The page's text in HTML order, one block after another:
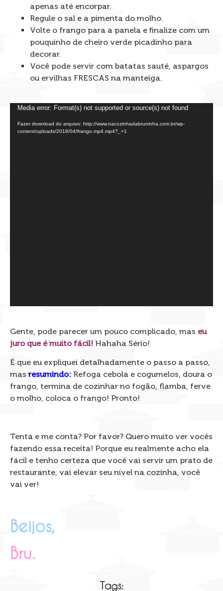
apenas até encorpar.
Regule o sal e a pimenta do molho.
Volte o frango para a panela e finalize com um
pouquinho de cheiro verde picadinho para
decorar.
Você pode servir com batatas sauté, aspargos
ou ervilhas FRESCAS na manteiga.
Tocador
de
vídeo
Media error: Format(s) not supported or source(s) not found
Fazer download do arquivo: http://www.nacozinhadabruninha.com.br/wp-
content/uploads/2018/04/frango.mp4.mp4?_=1
Gente, pode parecer um pouco complicado, mas eu
juro que é muito fácil! Hahaha Sério!
É que eu expliquei detalhadamente o passo a passo,
mas resumindo: Refoga cebola e cogumelos, doura o
frango, termina de cozinhar no fogão, flamba, ferve
o molho, coloca o frango! Pronto!
Tenta e me conta? Por favor? Quero muito ver vocês
fazendo essa receita! Porque eu realmente acho ela
fácil e tenho certeza que você vai servir um prato de
restaurante, vai elevar seu nível na cozinha, você
vai ver!
Beijos,
Bru.
Tags: